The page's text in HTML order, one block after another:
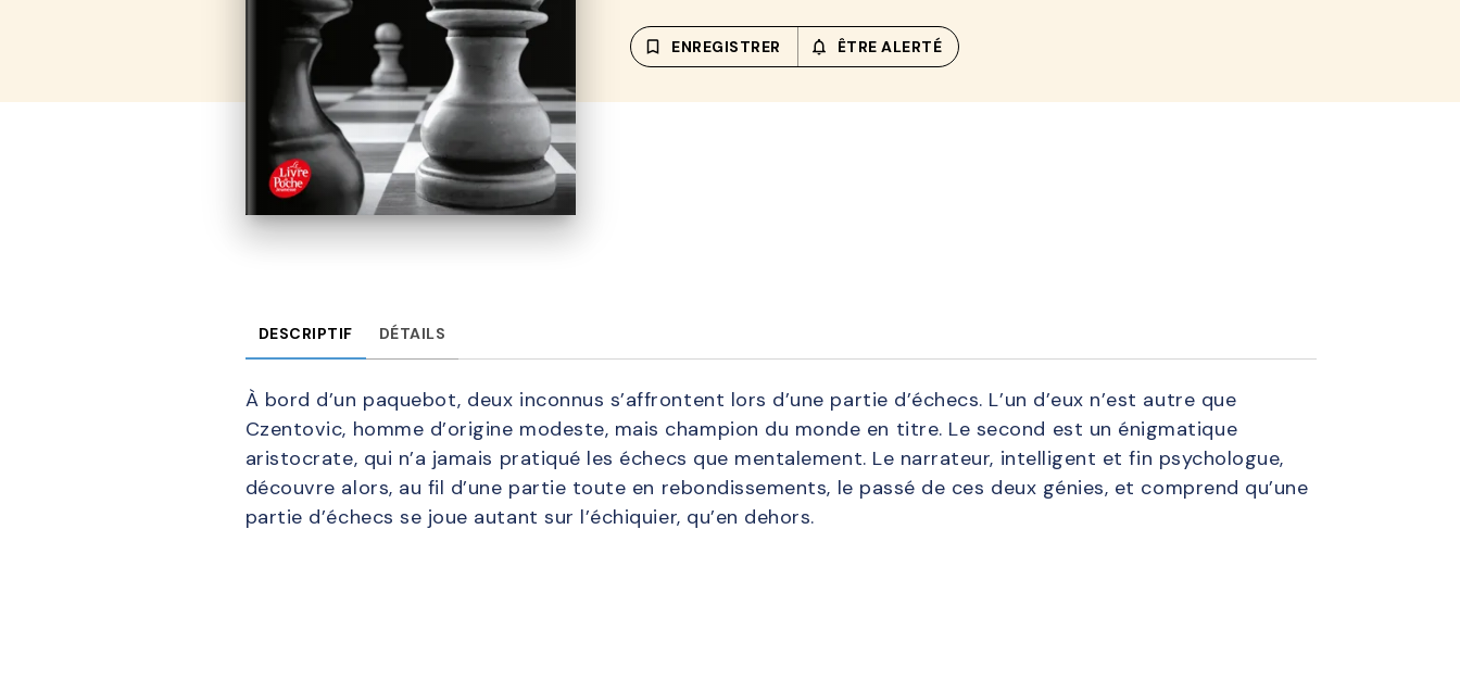
bookmark_border ENREGISTRER notifications_none_outlined
ÊTRE ALERTÉ
DESCRIPTIF DÉTAILS
À bord d’un paquebot, deux inconnus s’affrontent lors d’une partie d’échecs. L’un d’eux n’est autre que
Czentovic, homme d’origine modeste, mais champion du monde en titre. Le second est un énigmatique
aristocrate, qui n’a jamais pratiqué les échecs que mentalement. Le narrateur, intelligent et fin psychologue,
découvre alors, au fil d’une partie toute en rebondissements, le passé de ces deux génies, et comprend qu’une
partie d’échecs se joue autant sur l’échiquier, qu’en dehors.